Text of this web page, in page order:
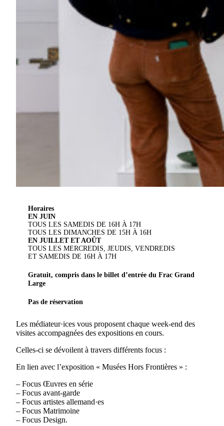
Horaires
EN JUIN
TOUS LES SAMEDIS DE 16H À 17H
TOUS LES DIMANCHES DE 15H À 16H
EN JUILLET ET AOÛT
TOUS LES MERCREDIS, JEUDIS, VENDREDIS
ET SAMEDIS DE 16H À 17H
Gratuit, compris dans le billet d’entrée du Frac Grand
Large
Pas de réservation
Les médiateur·ices vous proposent chaque week-end des
visites accompagnées des expositions en cours.
Celles-ci se dévoilent à travers différents focus :
En lien avec l’exposition « Musées Hors Frontières » :
– Focus Œuvres en série
– Focus avant-garde
– Focus artistes allemand·es
– Focus Matrimoine
– Focus Design.